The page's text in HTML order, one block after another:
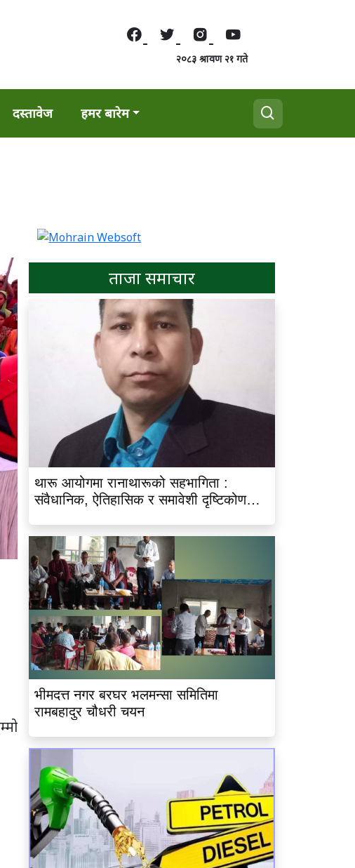
२०८३ श्रावण २१ गते
दस्तावेज हमर बारेम
ताजा समाचार
थारू आयोगमा रानाथारूको सहभागिता :
संवैधानिक, ऐतिहासिक र समावेशी दृष्टिकोणबाट
भीमदत्त नगर बरघर भलमन्सा समितिमा
रामबहादुर चौधरी चयन